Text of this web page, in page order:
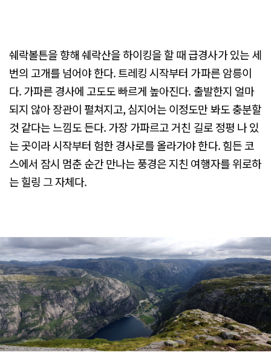
쉐락볼튼을 향해 쉐락산을 하이킹을 할 때 급경사가 있는 세
번의 고개를 넘어야 한다.​ 트레킹 시작부터 가파른 암릉이
다. 가파른 경사에 고도도 빠르게 높아진다. 출발한지 얼마
되지 않아 장관이 펼쳐지고, 심지어는 이정도만 봐도 충분할
것 같다는 느낌도 든다. 가장 가파르고 거친 길로 정평 나 있
는 곳이라 시작부터 험한 경사로를 올라가야 한다. 힘든 코
스에서 잠시 멈춘 순간 만나는 풍경은 지친 여행자를 위로하
는 힐링 그 자체다.